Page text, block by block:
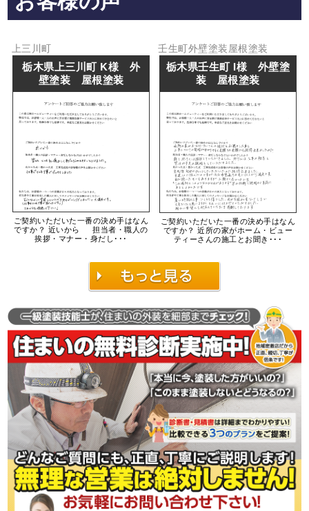
上三川町
栃木県上三川町 K様 外
壁塗装 屋根塗装
ご契約いただいた一番の決め手はなん
ですか？ 近いから 担当者・職人の
挨拶・マナー・身だし･･･
壬生町外壁塗装 屋根塗装
栃木県壬生町 I様 外壁塗
装 屋根塗装
ご契約いただいた一番の決め手はなん
ですか？ 近所の家がホーム・ビュー
ティーさんの施工とお聞き･･･